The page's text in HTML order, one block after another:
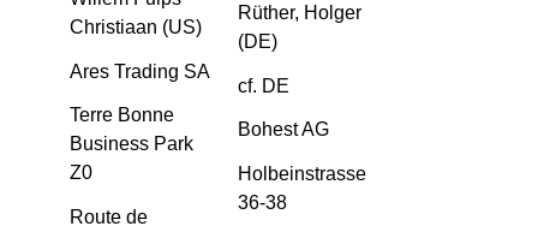
Christiaan (US)
Ares Trading SA
Terre Bonne
Business Park
Z0
Route de
Rüther, Holger
(DE)
cf. DE
Bohest AG
Holbeinstrasse
36-38